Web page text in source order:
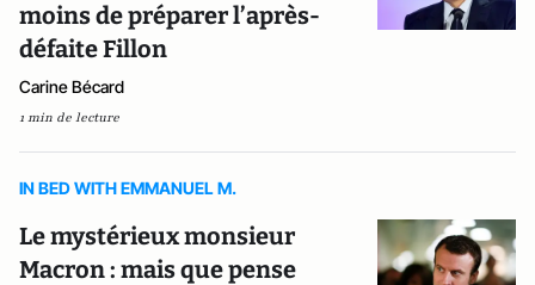
moins de préparer l’après-
défaite Fillon
Carine Bécard
1 min de lecture
IN BED WITH EMMANUEL M.
Le mystérieux monsieur
Macron : mais que pense